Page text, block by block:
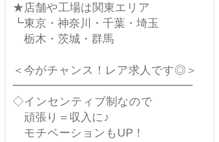
★店舗や工場は関東エリア
┗東京・神奈川・千葉・埼玉
栃木・茨城・群馬
＜今がチャンス！レア求人です◎＞
━━━━━━━━━━━━━━━━
◇インセンティブ制なので
頑張り＝収入に♪
モチベーションもUP！